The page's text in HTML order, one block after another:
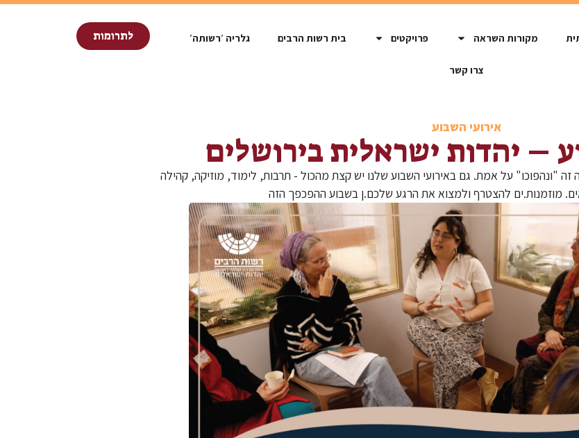
מקורות השראה פרויקטים בית רשות הרבים גלריה ׳רשותה׳
צרו קשר
לתרומות
אירועי השבוע
– יהדות ישראלית בירושלים
זה "ונהפוכו" על אמת. גם באירועי השבוע שלנו יש קצת מהכול - תרבות, לימוד, מוזיקה, קהילה
מוזמנות.ים להצטרף ולמצוא את הרגע שלכם.ן בשבוע ההפכפך הזה